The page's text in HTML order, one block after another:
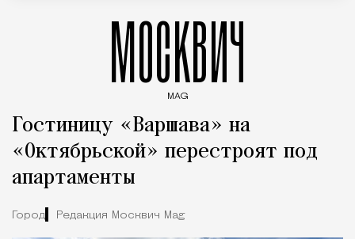
МОСКВИЧ
MAG
Гостиницу «Варшава» на
«Октябрьской» перестроят под
апартаменты
Город Редакция Москвич Mag